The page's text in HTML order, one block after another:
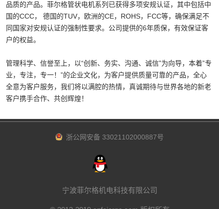
品质的产品。菲尔格管状电机系列已获得多项安规认证，其中包括中
国的CCC， 德国的TUV，欧洲的CE，ROHS，FCC等，确保满足不
同国家对安规认证的强制性要求。公司提供的6年质保，有效保证客
户的权益。
管理科学、信誉至上，以“创新、务实、沟通、诚信”为向导，本着”专
业，专注，专一！”的企业文化，为客户提供质量可靠的产品，全心
全意为客户服务，我们将以满腔的热情，真诚期待与世界各地的新老
客户携手合作、共创辉煌！
浙公网安备 33021102000887号
宁波菲尔格机电科技有限公司